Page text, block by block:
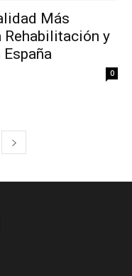
Más
Rehabilitación y
0